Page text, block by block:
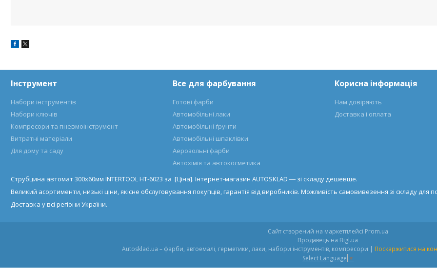
Інструмент
Набори інструментів
Набори ключів
Компресори та пневмоінструмент
Витратні матеріали
Для дому та саду
Все для фарбування
Готові фарби
Автомобільні лаки
Автомобільні ґрунти
Автомобільні шпаклівки
Аерозольні фарби
Автохімія та автокосметика
Корисна інформація
Нам довіряють
Доставка і оплата
Струбцина автомат 300х60мм INTERTOOL HT-6023 за [Ціна]. Інтернет-магазин AUTOSKLAD ― зі складу дешевше.
Великий асортименти, низькі ціни, якісне обслуговування покупців, гарантія від виробників. Можливість самовивезення зі складу для
Доставка у всі регіони України.
Сайт створений на маркетплейсі Prom.ua
Продавець на Bigl.ua
Autosklad.ua – фарби, автоемалі, герметики, лаки, набори інструментів, компресори | Поскаржитися на
Select Language ▼